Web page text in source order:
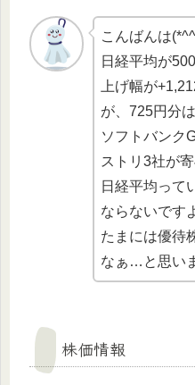
こんばんは
日経平均が
上げ幅が
が、725円分は
ソフトバンク
ストリ3社が
日経平均って
ならないです
たまには優待
なぁ…と思い
株価情報